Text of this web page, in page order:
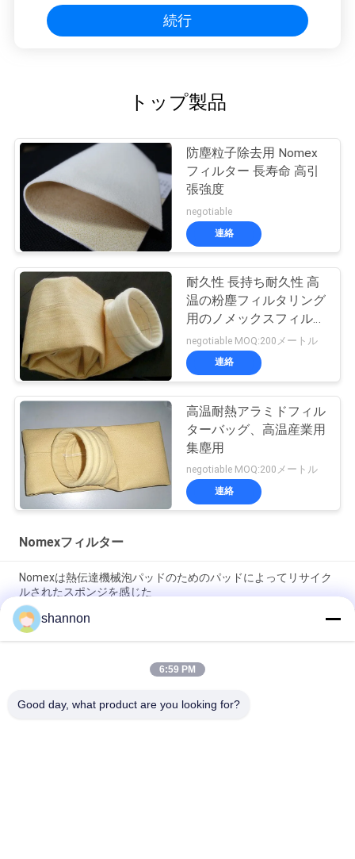
続行
トップ製品
防塵粒子除去用 Nomex
フィルター 長寿命 高引
張強度
negotiable
連絡
耐久性 長持ち耐久性 高
温の粉塵フィルタリング
用のノメックスフィルタ
袋
negotiable MOQ:200メートル
連絡
高温耐熱アラミドフィル
ターバッグ、高温産業用
集塵用
negotiable MOQ:200メートル
連絡
Nomexフィルター
Nomexは熱伝達機械泡パッドのためのパッドによってリサイク
ルされたスポンジを感じた
Nonwoven針は産業PEポリエステル フィルタ クロスをろ過する
ためにNomexを打った
塵のろ過のための高温aramid/nomexフィルター針フィルター
shannon
6:59 PM
Good day, what product are you looking for?